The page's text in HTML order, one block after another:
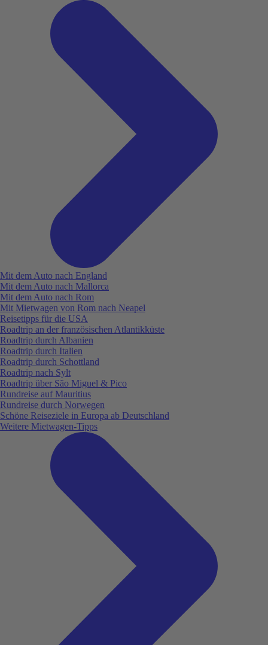
Mit dem Auto nach England
Mit dem Auto nach Mallorca
Mit dem Auto nach Rom
Mit Mietwagen von Rom nach Neapel
Reisetipps für die USA
Roadtrip an der französischen Atlantikküste
Roadtrip durch Albanien
Roadtrip durch Italien
Roadtrip durch Schottland
Roadtrip nach Sylt
Roadtrip über São Miguel & Pico
Rundreise auf Mauritius
Rundreise durch Norwegen
Schöne Reiseziele in Europa ab Deutschland
Weitere Mietwagen-Tipps